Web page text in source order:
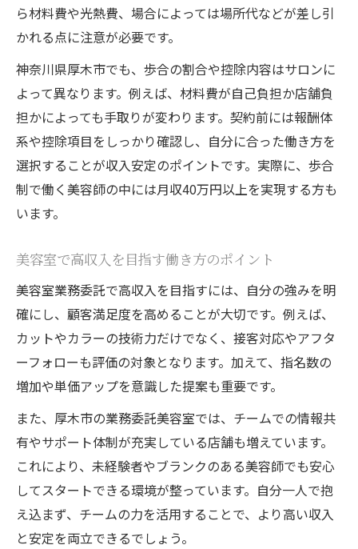
ら材料費や光熱費、場合によっては場所代などが差し引
かれる点に注意が必要です。
神奈川県厚木市でも、歩合の割合や控除内容はサロンに
よって異なります。例えば、材料費が自己負担か店舗負
担かによっても手取りが変わります。契約前には報酬体
系や控除項目をしっかり確認し、自分に合った働き方を
選択することが収入安定のポイントです。実際に、歩合
制で働く美容師の中には月収40万円以上を実現する方も
います。
美容室で高収入を目指す働き方のポイント
美容室業務委託で高収入を目指すには、自分の強みを明
確にし、顧客満足度を高めることが大切です。例えば、
カットやカラーの技術力だけでなく、接客対応やアフタ
ーフォローも評価の対象となります。加えて、指名数の
増加や単価アップを意識した提案も重要です。
また、厚木市の業務委託美容室では、チームでの情報共
有やサポート体制が充実している店舗も増えています。
これにより、未経験者やブランクのある美容師でも安心
してスタートできる環境が整っています。自分一人で抱
え込まず、チームの力を活用することで、より高い収入
と安定を両立できるでしょう。